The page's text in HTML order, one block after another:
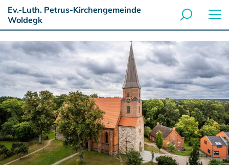
Ev.-Luth. Petrus-Kirchengemeinde
Woldegk